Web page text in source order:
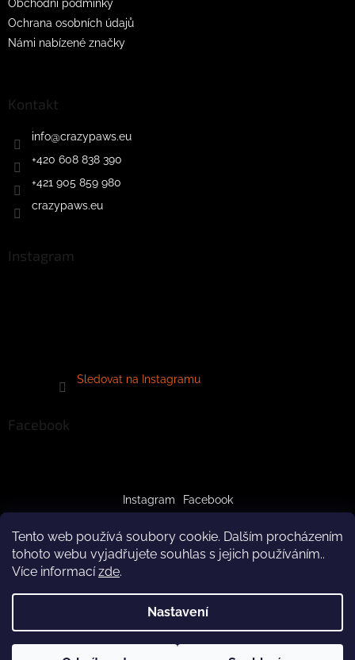
Tento web používá soubory cookie. Dalším procházením
tohoto webu vyjadřujete souhlas s jejich používáním..
Více informacízde.
Nastavení
Obchodní podmínky
Ochrana osobních údajů
Námi nabízené značky
Kontakt
info@crazypaws.eu
+420 608 838 390
+421 905 859 980
crazypaws.eu
Instagram
Sledovat na Instagramu
Facebook
Instagram Facebook
crazypaws.cz